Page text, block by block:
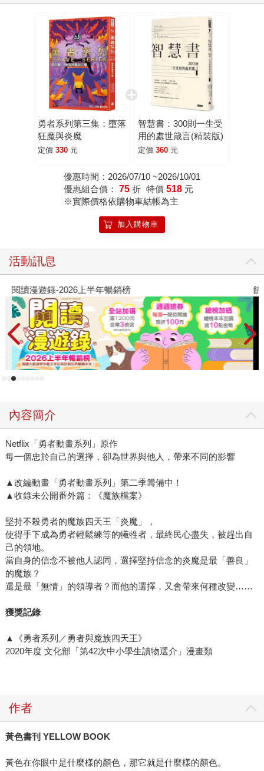
勇者系列第三集：墮落
狂魔與炎魔
定價 330 元
智慧書：300則一生受
用的處世箴言(精裝版)
定價 360 元
優惠時間：2026/07/10 ~2026/10/01
優惠組合價： 75 折 特價 518 元
※實際價格依購物車結帳為主
加入購物車
活動訊息
閱讀漫遊錄-2026上半年暢銷榜 飢
內容簡介
Netflix「勇者動畫系列」原作
每一個忠於自己的選擇，卻為世界與他人，帶來不同的影響
▲改編動畫「勇者動畫系列」第二季籌備中！
▲收錄未公開番外篇：《魔族檔案》
堅持不殺勇者的魔族四天王「炎魔」，
使得手下成為勇者輕鬆練等的犧牲者，最終民心盡失，被趕出自
己的領地。
當自身的信念不被他人認同，選擇堅持信念的炎魔是最「善良」
的魔族？
還是最「無情」的領導者？而他的選擇，又會帶來何種改變……
獲獎記錄
▲《勇者系列／勇者與魔族四天王》
2020年度 文化部「第42次中小學生讀物選介」漫畫類
作者
黃色書刊 YELLOW BOOK
黃色在你眼中是什麼樣的顏色，那它就是什麼樣的顏色。